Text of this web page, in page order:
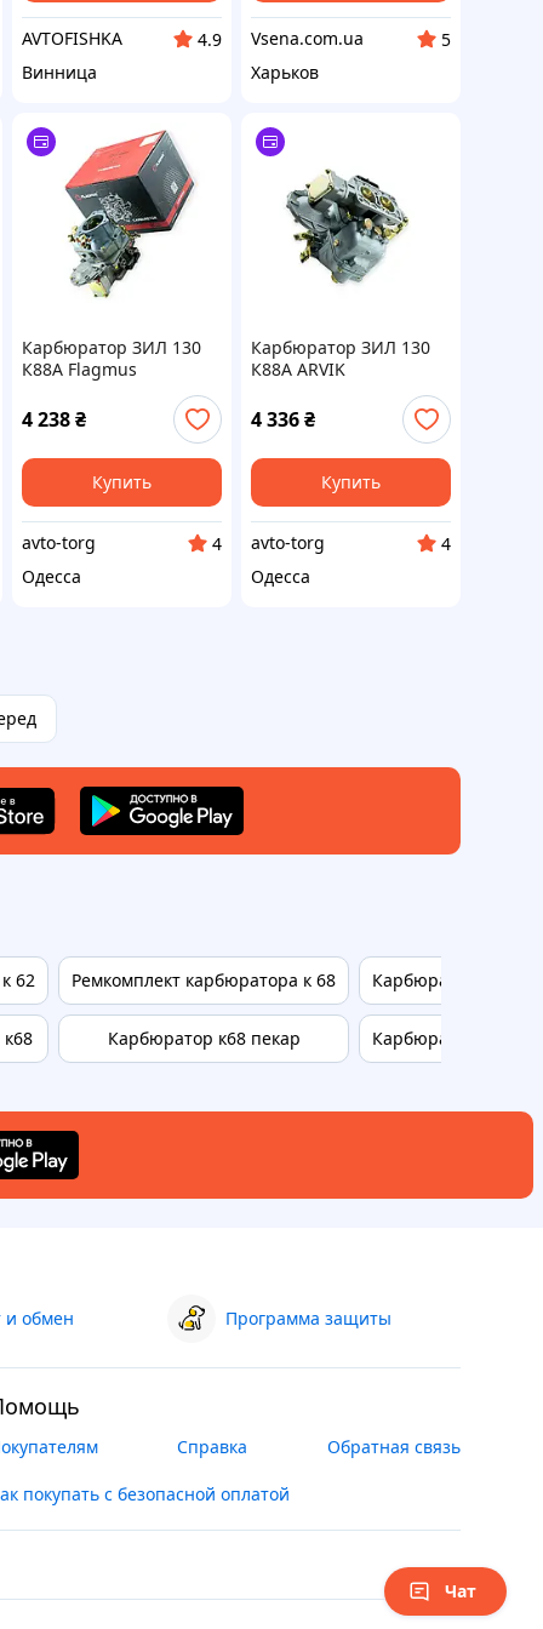
AVTOFISHKA
4.9
Винница
Vsena.com.ua
5
Харьков
Карбюратор ЗИЛ 130
К88А Flagmus
4 238₴
Купить
avto-torg
4
Одесса
Карбюратор ЗИЛ 130
К88А ARVIK
4 336₴
Купить
avto-torg
4
Одесса
62 Ремкомплект карбюратора к 68
Карбюратор к68 пекар
Карбюратор к135
Карбюратор к301
и обмен Программа защиты
Справка Обратная связь
покупать с безопасной оплатой
Чат